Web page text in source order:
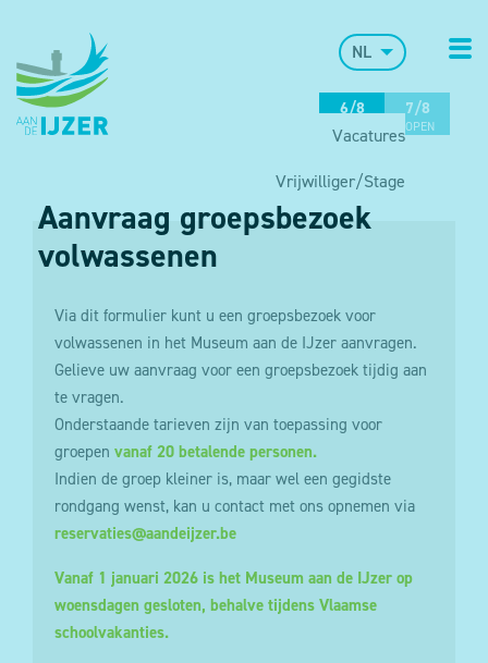
NL
6/8
OPEN
7/8
OPEN
Vacatures
Vrijwilliger/Stage
Aanvraag groepsbezoek
volwassenen
Via dit formulier kunt u een groepsbezoek voor
volwassenen in het Museum aan de IJzer aanvragen.
Gelieve uw aanvraag voor een groepsbezoek tijdig aan
te vragen.
Onderstaande tarieven zijn van toepassing voor
groepen vanaf 20 betalende personen.
Indien de groep kleiner is, maar wel een gegidste
rondgang wenst, kan u contact met ons opnemen via
reservaties@aandeijzer.be
Vanaf 1 januari 2026 is het Museum aan de IJzer op
woensdagen gesloten, behalve tijdens Vlaamse
schoolvakanties.